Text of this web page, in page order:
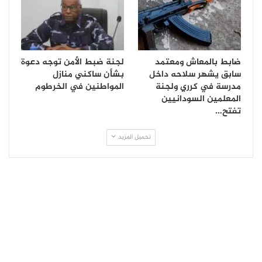
ضابط بالمعاش ومعتمد
سابق يشهر سلاحه داخل
مدرسة في كرري ولجنة
المعلمين السودانيين
تفتح…
لجنة ضبط الأمن توجه دعوة
بشأن ساكني منازل
المواطنين في الخرطوم
تحميل المزيد